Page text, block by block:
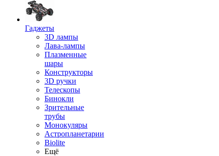
Гаджеты
3D лампы
Лава-лампы
Плазменные
шары
Конструкторы
3D ручки
Телескопы
Бинокли
Зрительные
трубы
Монокуляры
Астропланетарии
Biolite
Ещё